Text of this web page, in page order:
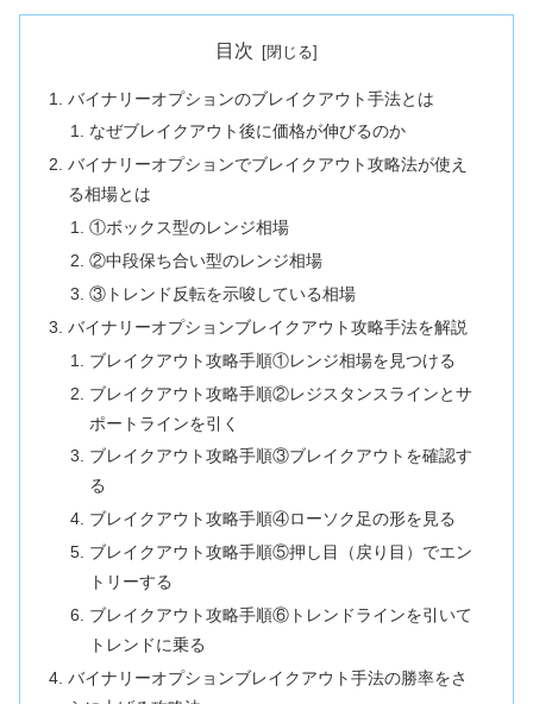
目次
バイナリーオプションのブレイクアウト手法とは
なぜブレイクアウト後に価格が伸びるのか
バイナリーオプションでブレイクアウト攻略法が使え
る相場とは
①ボックス型のレンジ相場
②中段保ち合い型のレンジ相場
③トレンド反転を示唆している相場
バイナリーオプションブレイクアウト攻略手法を解説
ブレイクアウト攻略手順①レンジ相場を見つける
ブレイクアウト攻略手順②レジスタンスラインとサ
ポートラインを引く
ブレイクアウト攻略手順③ブレイクアウトを確認す
る
ブレイクアウト攻略手順④ローソク足の形を見る
ブレイクアウト攻略手順⑤押し目（戻り目）でエン
トリーする
ブレイクアウト攻略手順⑥トレンドラインを引いて
トレンドに乗る
バイナリーオプションブレイクアウト手法の勝率をさ